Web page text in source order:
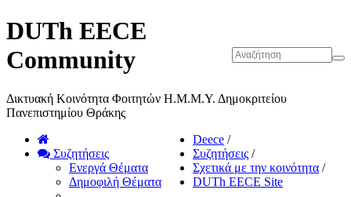
DUTh EECE
Community
Δικτυακή Κοινότητα Φοιτητών Η.Μ.Μ.Υ. Δημοκριτείου
Πανεπιστημίου Θράκης
Συζητήσεις
Ενεργά Θέματα
Δημοφιλή Θέματα
Deece /
Συζητήσεις /
Σχετικά με την κοινότητα /
DUTh EECE Site